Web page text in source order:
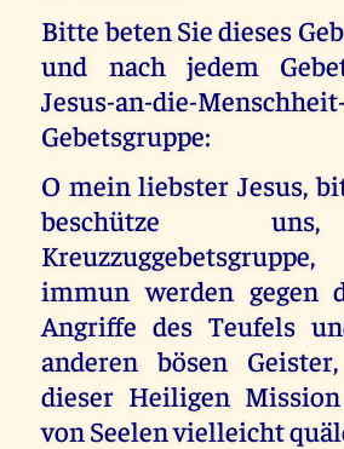
Bitte beten Sie dieses
und nach jedem
Jesus-an-die-Menschheit-
Gebetsgruppe:
O mein liebster Jesus,
beschütze
immun werden gegen
Angriffe des Teufels
anderen bösen
dieser Heiligen
von Seelen vielleicht